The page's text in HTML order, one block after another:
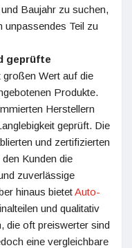
Baujahr zu suchen,
unpassendes Teil zu
geprüfte
Wert auf die
Produkte.
Herstellern
geprüft. Die
und zertifizierten
Kunden die
zuverlässige
hinaus bietetAuto-
und qualitativ
die oft preiswerter sind
eine vergleichbare